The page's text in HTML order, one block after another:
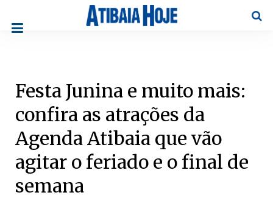
Festa Junina e muito mais:
confira as atrações da
Agenda Atibaia que vão
agitar o feriado e o final de
semana